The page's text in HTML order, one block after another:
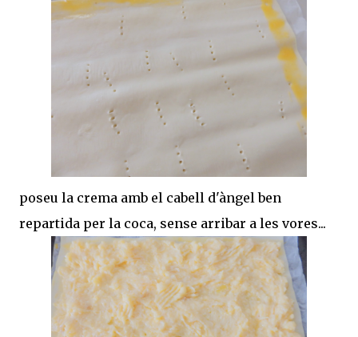
poseu la crema amb el cabell d'àngel ben
repartida per la coca, sense arribar a les vores...